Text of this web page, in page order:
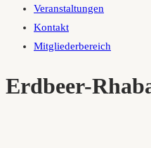
Veranstaltungen
Kontakt
Mitgliederbereich
Erdbeer-